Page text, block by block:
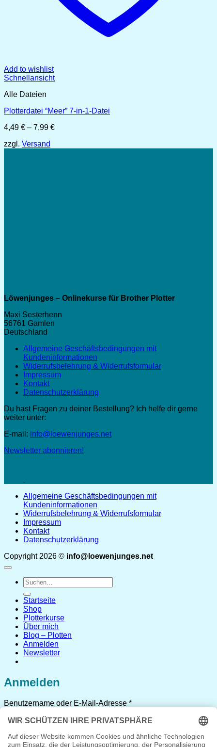
Add to wishlist
Schnellansicht
Alle Dateien
Plotterdatei “Meer” 7-in-1-Datei
4,49 € – 7,99 €Preisspanne:
zzgl. Versand
Löwenjunges – Onlinekurse für Brother Plotter
Maxi Sesterhenn
56761 Gamlen
Deutschland
Allgemeine Geschäftsbedingungen mit
Kundeninformationen
Widerrufsbelehrung & Widerrufsformular
Impressum
Kontakt
Datenschutzerklärung
Du hast Fragen zu deiner Bestellung? Ich helfe dir gerne
weiter unter:
E-mail: info@loewenjunges.net
Newsletter abonnieren!
Allgemeine Geschäftsbedingungen mit
Kundeninformationen
Widerrufsbelehrung & Widerrufsformular
Impressum
Kontakt
Datenschutzerklärung
Copyright 2026 © info@loewenjunges.net
Suchen
nach:
Startseite
Shop
Plotterkurse
Über mich
Blog – Plotten
Anmelden
Newsletter
Anmelden
Benutzername oder E-Mail-Adresse *Erforderlich